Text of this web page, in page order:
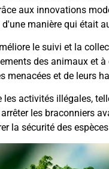
aux innovations
manière qui était
le suivi et la
des animaux et
menacées et de leurs
activités illégales,
les braconniers
la sécurité des